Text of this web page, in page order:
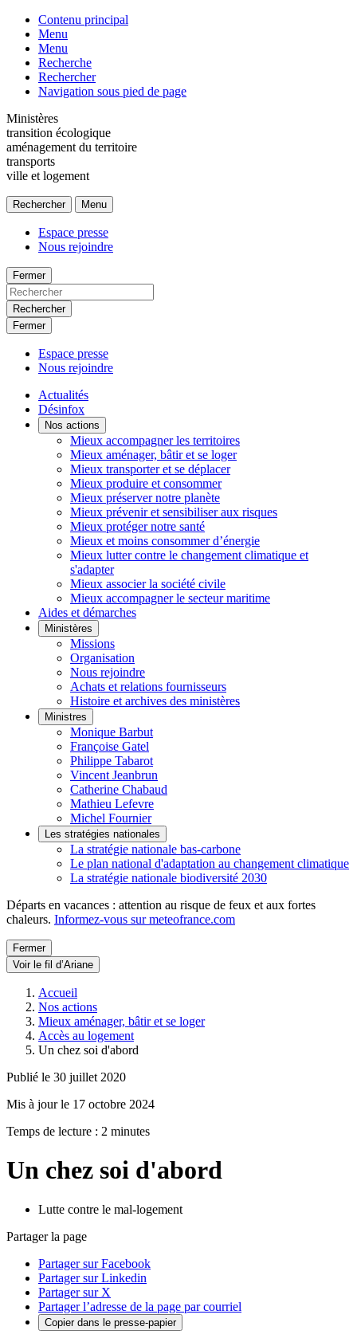
Contenu principal
Menu
Menu
Recherche
Rechercher
Navigation sous pied de page
Ministères
transition écologique
aménagement du territoire
transports
ville et logement
Rechercher Menu
Espace presse
Nous rejoindre
Fermer
Rechercher
Fermer
Espace presse
Nous rejoindre
Actualités
Désinfox
Nos actions
Mieux accompagner les territoires
Mieux aménager, bâtir et se loger
Mieux transporter et se déplacer
Mieux produire et consommer
Mieux préserver notre planète
Mieux prévenir et sensibiliser aux risques
Mieux protéger notre santé
Mieux et moins consommer d’énergie
Mieux lutter contre le changement climatique et
s'adapter
Mieux associer la société civile
Mieux accompagner le secteur maritime
Aides et démarches
Ministères
Missions
Organisation
Nous rejoindre
Achats et relations fournisseurs
Histoire et archives des ministères
Ministres
Monique Barbut
Françoise Gatel
Philippe Tabarot
Vincent Jeanbrun
Catherine Chabaud
Mathieu Lefevre
Michel Fournier
Les stratégies nationales
La stratégie nationale bas-carbone
Le plan national d'adaptation au changement climatique
La stratégie nationale biodiversité 2030
Départs en vacances : attention au risque de feux et aux fortes
chaleurs. Informez-vous sur meteofrance.com
Fermer
Voir le fil d’Ariane
Accueil
Nos actions
Mieux aménager, bâtir et se loger
Accès au logement
Un chez soi d'abord
Publié le 30 juillet 2020
Mis à jour le 17 octobre 2024
Temps de lecture : 2 minutes
Un chez soi d'abord
Lutte contre le mal-logement
Partager la page
Partager sur Facebook
Partager sur Linkedin
Partager sur X
Partager l’adresse de la page par courriel
Copier dans le presse-papier